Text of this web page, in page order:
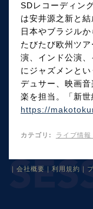
SDレコーディン
は安井源之新と
日本やブラジル
たびたび欧州ツ
演、インド公演
にジャズメンと
デュサー、映画
楽を担当。「新
https://
カテゴリ : ライブ情
｜ 会社概要 ｜ 利用規約 ｜